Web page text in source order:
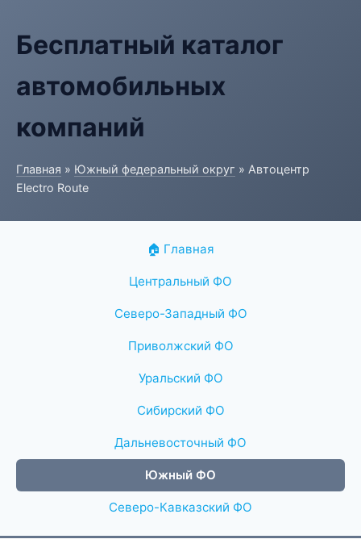
Бесплатный каталог
автомобильных
компаний
Главная » Южный федеральный округ » Автоцентр
Electro Route
🏠 Главная
Центральный ФО
Северо-Западный ФО
Приволжский ФО
Уральский ФО
Сибирский ФО
Дальневосточный ФО
Южный ФО
Северо-Кавказский ФО